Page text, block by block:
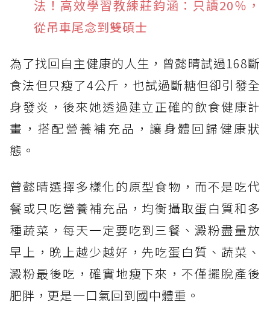
法！高效學習教練莊鈞涵：只讀20％，
從吊車尾念到雙碩士
為了找回自主健康的人生，曾懿晴試過168斷
食法但只瘦了4公斤，也試過斷糖但卻引發全
身發炎，後來她透過建立正確的飲食健康計
畫，搭配營養補充品，讓身體回歸健康狀
態。
曾懿晴選擇多樣化的原型食物，而不是吃代
餐或只吃營養補充品，均衡攝取蛋白質和多
種蔬菜，每天一定要吃到三餐、澱粉盡量放
早上，晚上越少越好，先吃蛋白質、蔬菜、
澱粉最後吃，確實地瘦下來，不僅擺脫產後
肥胖，更是一口氣回到國中體重。